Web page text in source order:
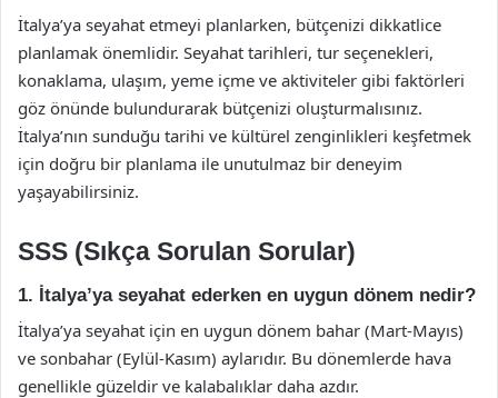
İtalya’ya seyahat etmeyi planlarken, bütçenizi dikkatlice
planlamak önemlidir. Seyahat tarihleri, tur seçenekleri,
konaklama, ulaşım, yeme içme ve aktiviteler gibi faktörleri
göz önünde bulundurarak bütçenizi oluşturmalısınız.
İtalya’nın sunduğu tarihi ve kültürel zenginlikleri keşfetmek
için doğru bir planlama ile unutulmaz bir deneyim
yaşayabilirsiniz.
SSS (Sıkça Sorulan Sorular)
1. İtalya’ya seyahat ederken en uygun dönem nedir?
İtalya’ya seyahat için en uygun dönem bahar (Mart-Mayıs)
ve sonbahar (Eylül-Kasım) aylarıdır. Bu dönemlerde hava
genellikle güzeldir ve kalabalıklar daha azdır.